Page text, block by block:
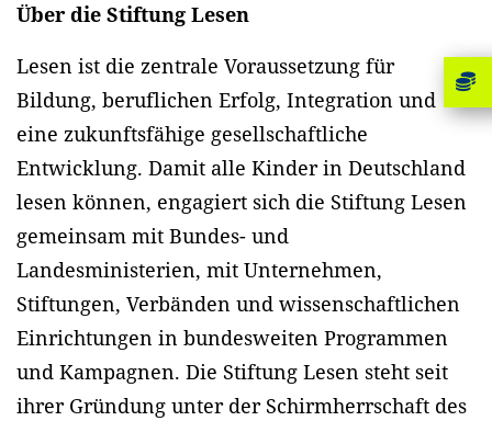
Über die Stiftung Lesen
Lesen ist die zentrale Voraussetzung für
Bildung, beruflichen Erfolg, Integration und
eine zukunftsfähige gesellschaftliche
Entwicklung. Damit alle Kinder in Deutschland
lesen können, engagiert sich die Stiftung Lesen
gemeinsam mit Bundes- und
Landesministerien, mit Unternehmen,
Stiftungen, Verbänden und wissenschaftlichen
Einrichtungen in bundesweiten Programmen
und Kampagnen. Die Stiftung Lesen steht seit
ihrer Gründung unter der Schirmherrschaft des